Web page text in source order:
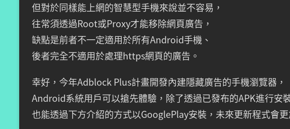
但對於同樣能上網的智慧型手機來說並不容易，
往常須透過Root或Proxy才能移除網頁廣告，
缺點是前者不一定適用於所有Android手機、
後者完全不適用於處理https網頁的廣告。
幸好，今年Adblock Plus計畫開發內建隱藏廣告的手機瀏覽器，
Android系統用戶可以搶先體驗，除了透過已發布的APK進行安
也能透過下方介紹的方式以GooglePlay安裝，未來更新程式會更